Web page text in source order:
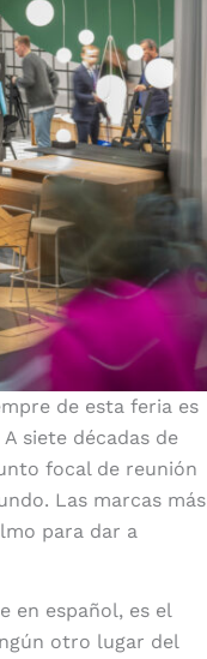
de esta feria es
siete décadas de
focal de reunión
Las marcas más
para dar a
en español, es el
otro lugar del